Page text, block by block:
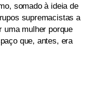
somado à ideia de
supremacistas a
uma mulher porque
que, antes, era